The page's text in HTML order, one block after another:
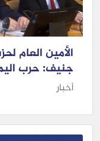
الأمين العام
جنيف: حرب
أخبار